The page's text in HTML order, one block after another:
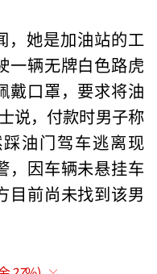
，她是加油站的工
一辆无牌白色路虎
戴口罩，要求将油
说，付款时男子称
油门驾车逃离现
，因车辆未悬挂车
目前尚未找到该男